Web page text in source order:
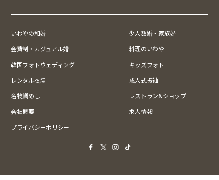
いわやの和婚
少人数婚・家族婚
会費制・カジュアル婚
料理のいわや
韓国フォトウェディング
キッズフォト
レンタル衣装
成人式振袖
名物鯛めし
レストラン&ショップ
会社概要
求人情報
プライバシーポリシー